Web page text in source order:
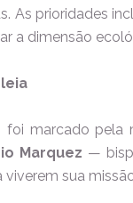
As prioridades
a dimensão
marcado pela
Marquez —
viverem sua